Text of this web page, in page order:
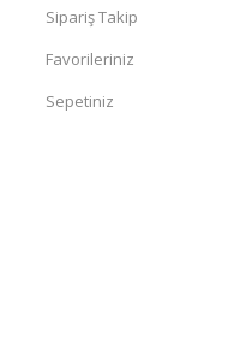
Sipariş Takip
Favorileriniz
Sepetiniz